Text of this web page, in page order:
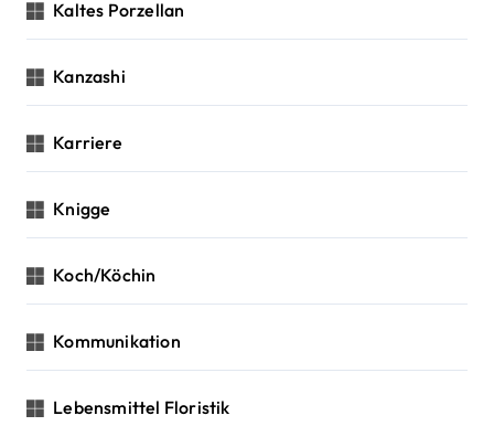
Kaltes Porzellan
Kanzashi
Karriere
Knigge
Koch/Köchin
Kommunikation
Lebensmittel Floristik